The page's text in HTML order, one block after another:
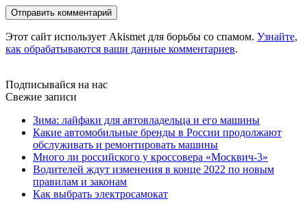
Этот сайт использует Akismet для борьбы со спамом. Узнайте,
как обрабатываются ваши данные комментариев.
Подписывайся на нас
Свежие записи
Зима: лайфаки для автовладельца и его машины
Какие автомобильные бренды в России продолжают
обслуживать и ремонтировать машины
Много ли российского у кроссовера «Москвич-3»
Водителей ждут изменения в конце 2022 по новым
правилам и законам
Как выбрать электросамокат